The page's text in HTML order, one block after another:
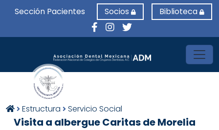
Sección Pacientes Socios Biblioteca
Estructura Servicio Social
Visita a albergue Caritas de Morelia